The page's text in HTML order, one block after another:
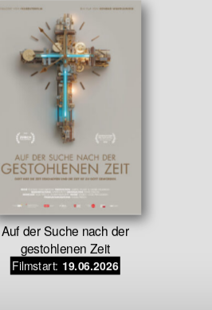
Auf der Suche nach der
gestohlenen Zeit
Filmstart: 19.06.2026